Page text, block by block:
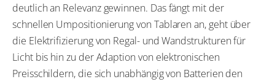
deutlich an Relevanz gewinnen. Das fängt mit der
schnellen Umpositionierung von Tablaren an, geht über
die Elektrifizierung von Regal- und Wandstrukturen für
Licht bis hin zu der Adaption von elektronischen
Preisschildern, die sich unabhängig von Batterien den